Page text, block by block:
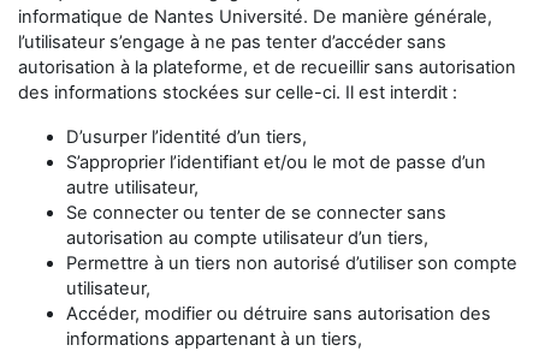
informatique de Nantes Université. De manière générale,
l’utilisateur s’engage à ne pas tenter d’accéder sans
autorisation à la plateforme, et de recueillir sans autorisation
des informations stockées sur celle-ci. Il est interdit :
D’usurper l’identité d’un tiers,
S’approprier l’identifiant et/ou le mot de passe d’un
autre utilisateur,
Se connecter ou tenter de se connecter sans
autorisation au compte utilisateur d’un tiers,
Permettre à un tiers non autorisé d’utiliser son compte
utilisateur,
Accéder, modifier ou détruire sans autorisation des
informations appartenant à un tiers,